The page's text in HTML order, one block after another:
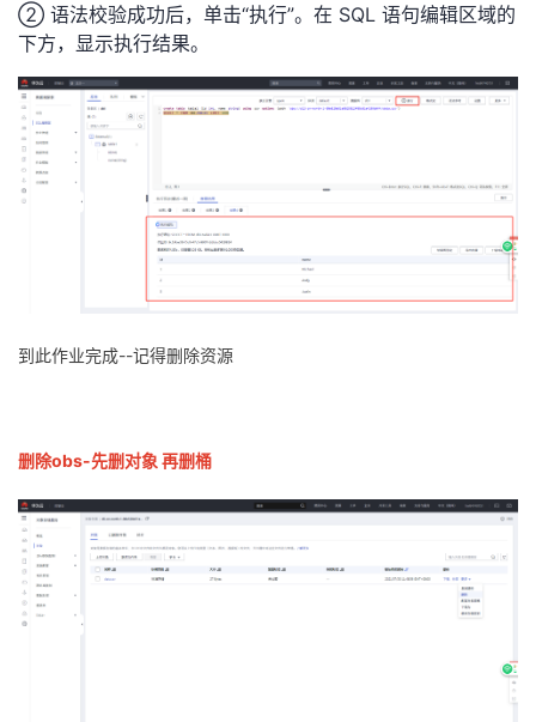
② 语法校验成功后，单击“执行”。在 SQL 语句编辑区域的
下方，显示执行结果。
到此作业完成--记得删除资源
删除obs-先删对象 再删桶